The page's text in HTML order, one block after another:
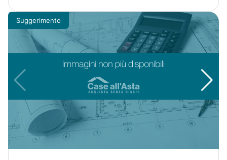
Suggerimento